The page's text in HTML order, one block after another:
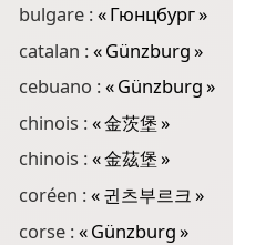
bulgare :«Гюнцбург»
catalan :«Günzburg»
cebuano :«Günzburg»
chinois :«金茨堡»
chinois :«金茲堡»
coréen :«귄츠부르크»
corse :«Günzburg»